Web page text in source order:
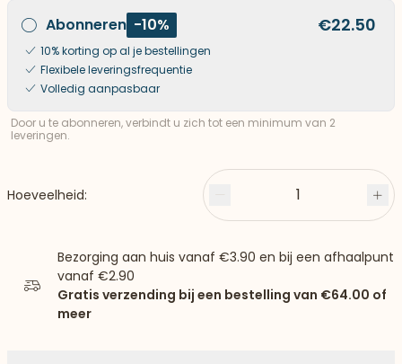
Abonneren -10% €22.50
10% korting op al je bestellingen
Flexibele leveringsfrequentie
Volledig aanpasbaar
Door u te abonneren, verbindt u zich tot een minimum van 2
leveringen.
Hoeveelheid: Minder 1
Bezorging aan huis vanaf €3.90 en bij een afhaalpunt
vanaf €2.90
Gratis verzending bij een bestelling van €64.00 of
meer